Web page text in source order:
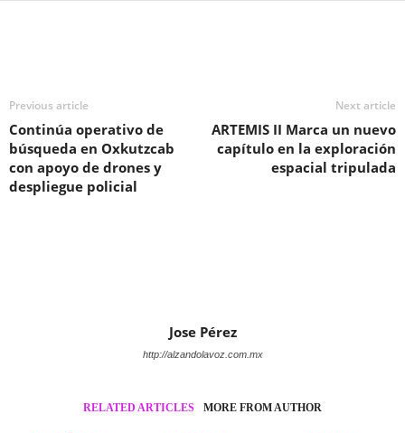
Previous article
Continúa operativo de
búsqueda en Oxkutzcab
con apoyo de drones y
despliegue policial
Next article
ARTEMIS II Marca un nuevo
capítulo en la exploración
espacial tripulada
Jose Pérez
http://alzandolavoz.com.mx
RELATED ARTICLES MORE FROM AUTHOR